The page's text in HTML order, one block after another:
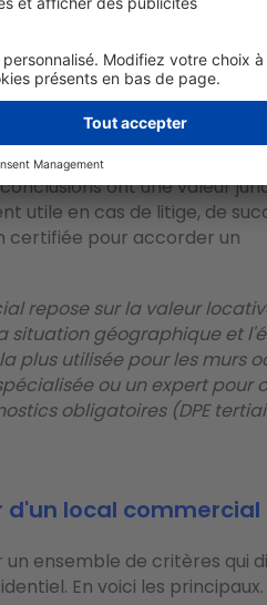
l'immobilier commercial
un mandat de vente. Elles
récentes et d'une bonne
dans votre zone. Notre
évaluations.
réalise quant à lui
ont une valeur
utile en cas de litige, de
certifiée pour accorder un
repose sur la valeur
situation géographique et
plus utilisée pour les murs
ou un expert pour
obligatoires (DPE
local commercial
ensemble de critères qui
En voici les principaux.